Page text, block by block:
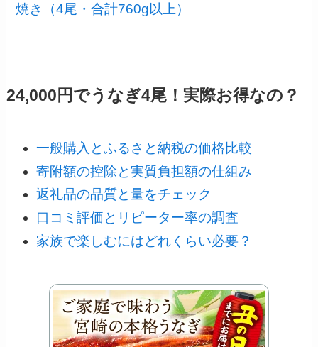
焼き（4尾・合計760g以上）
24,000円でうなぎ4尾！実際お得なの？
一般購入とふるさと納税の価格比較
寄附額の控除と実質負担額の仕組み
返礼品の品質と量をチェック
口コミ評価とリピーター率の調査
家族で楽しむにはどれくらい必要？